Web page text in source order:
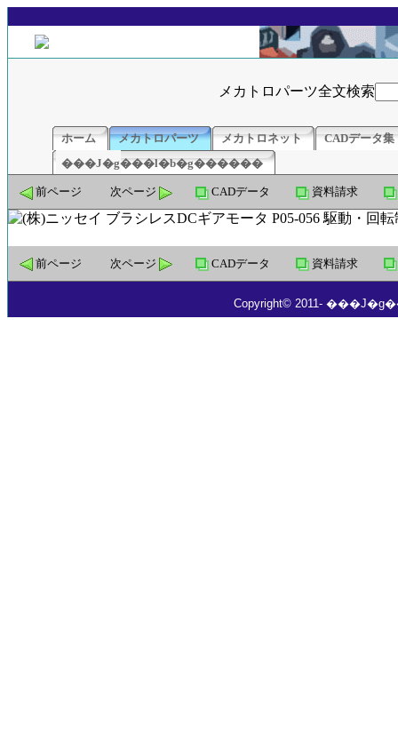
メカトロパーツ全文検索
ホーム メカトロパーツ メカトロネット
CADデータ集
���J�g���l�b�g������
前ページ 次ページ CADデータ 資料請求
前ページ 次ページ CADデータ 資料請求
Copyright© 2011-